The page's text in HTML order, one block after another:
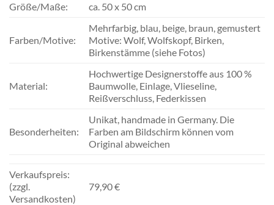
Größe/Maße:
ca. 50 x 50 cm
Farben/Motive:
Mehrfarbig, blau, beige, braun, gemustert
Motive: Wolf, Wolfskopf, Birken,
Birkenstämme (siehe Fotos)
Material:
Hochwertige Designerstoffe aus 100 %
Baumwolle, Einlage, Vlieseline,
Reißverschluss, Federkissen
Besonderheiten:
Unikat, handmade in Germany. Die
Farben am Bildschirm können vom
Original abweichen
Verkaufspreis:
(zzgl.
Versandkosten)
79,90 €